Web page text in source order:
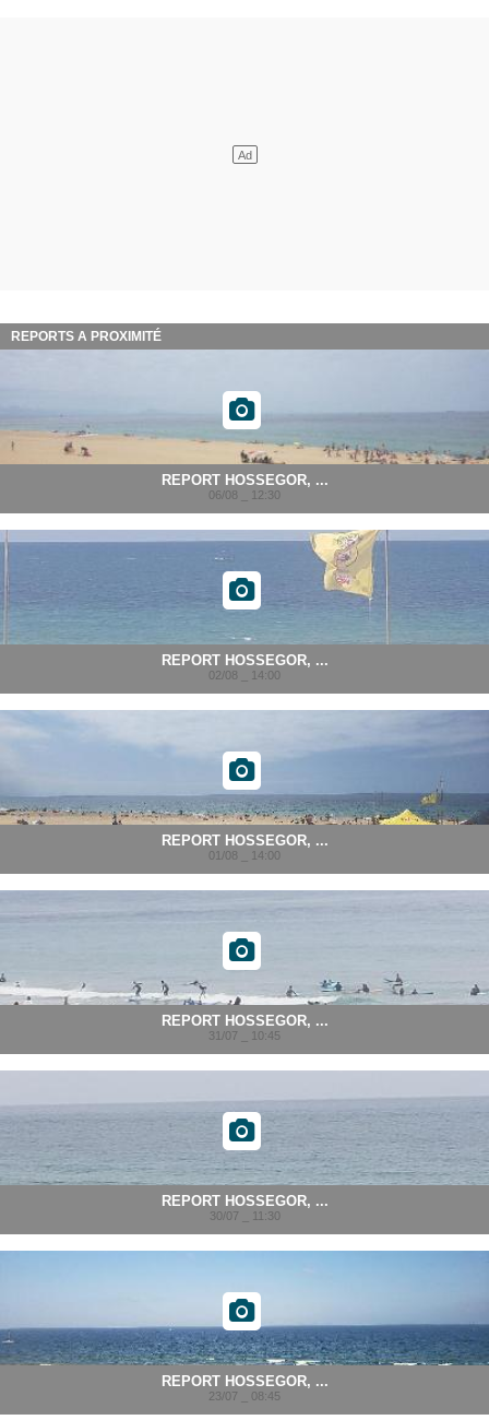
REPORTS A PROXIMITÉ
REPORT HOSSEGOR, ...
06/08 _ 12:30
REPORT HOSSEGOR, ...
02/08 _ 14:00
REPORT HOSSEGOR, ...
01/08 _ 14:00
REPORT HOSSEGOR, ...
31/07 _ 10:45
REPORT HOSSEGOR, ...
30/07 _ 11:30
REPORT HOSSEGOR, ...
23/07 _ 08:45